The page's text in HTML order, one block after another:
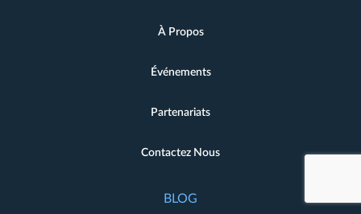
À Propos
Événements
Partenariats
Contactez Nous
BLOG